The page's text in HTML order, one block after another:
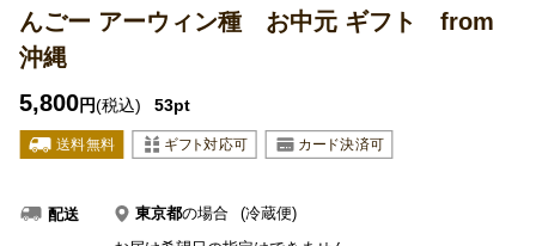
んごー アーウィン種 お中元 ギフト from
沖縄
5,800円(税込) 53pt
配送 東京都の場合
(冷蔵便)